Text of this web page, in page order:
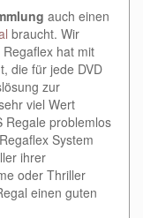
auch einen
braucht. Wir
hat mit
die für jede DVD
zur
viel Wert
Regale problemlos
System
ihrer
oder Thriller
einen guten